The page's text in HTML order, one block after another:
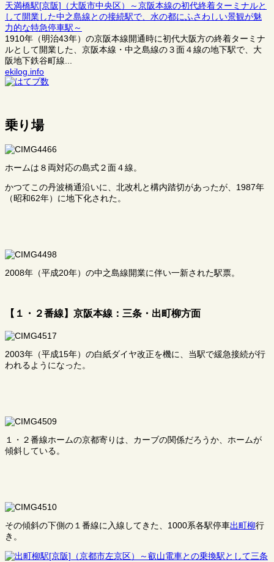
天満橋駅[京阪]（大阪市中央区）～京阪本線の初代終着ターミナルと
して開業した中之島線との接続駅で、水の都にふさわしい景観が魅
力的な特急停車駅～
1910年（明治43年）の京阪本線開通時に初代大阪方の終着ターミナ
ルとして開業した、京阪本線・中之島線の３面４線の地下駅で、大
阪地下鉄谷町線...
ekilog.info
乗り場
ホームは８両対応の島式２面４線。
かつてこの丹波橋通沿いに、北改札と構内踏切があったが、1987年
（昭和62年）に地下化された。
2008年（平成20年）の中之島線開業に伴い一新された駅票。
【１・２番線】京阪本線：三条・出町柳方面
2003年（平成15年）の白紙ダイヤ改正を機に、当駅で緩急接続が行
われるようになった。
１・２番線ホームの京都寄りは、カーブの関係だろうか、ホームが
傾斜している。
その傾斜の下側の１番線に入線してきた、1000系各駅停車出町柳行
き。